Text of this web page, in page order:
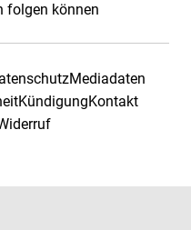
folgen können
Mediadaten
KündigungKontakt